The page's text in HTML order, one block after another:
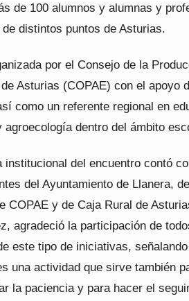
de 100 alumnos y alumnas y
distintos puntos de Asturias.
por el Consejo de la
Asturias (COPAE) con el apoyo
como un referente regional en
agroecología dentro del ámbito
institucional del encuentro contó
del Ayuntamiento de Llanera,
COPAE y de Caja Rural de
agradeció la participación de
este tipo de iniciativas,
una actividad que sirve también
la paciencia y para hacer el